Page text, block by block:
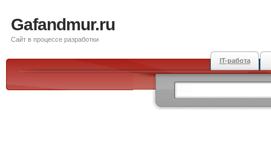
Gafandmur.ru
Сайт в процессе разработки
IT-работа